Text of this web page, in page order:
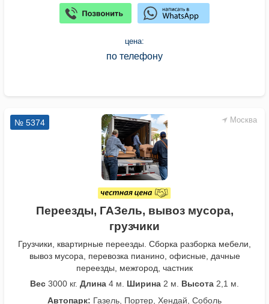
цена:
по телефону
Москва
№ 5374
Переезды, ГАЗель, вывоз мусора,
грузчики
Грузчики, квартирные переезды. Сборка разборка мебели,
вывоз мусора, перевозка пианино, офисные, дачные
переезды, межгород, частник
Вес 3000 кг. Длина 4 м. Ширина 2 м. Высота 2,1 м.
Автопарк: Газель, Портер, Хендай, Соболь